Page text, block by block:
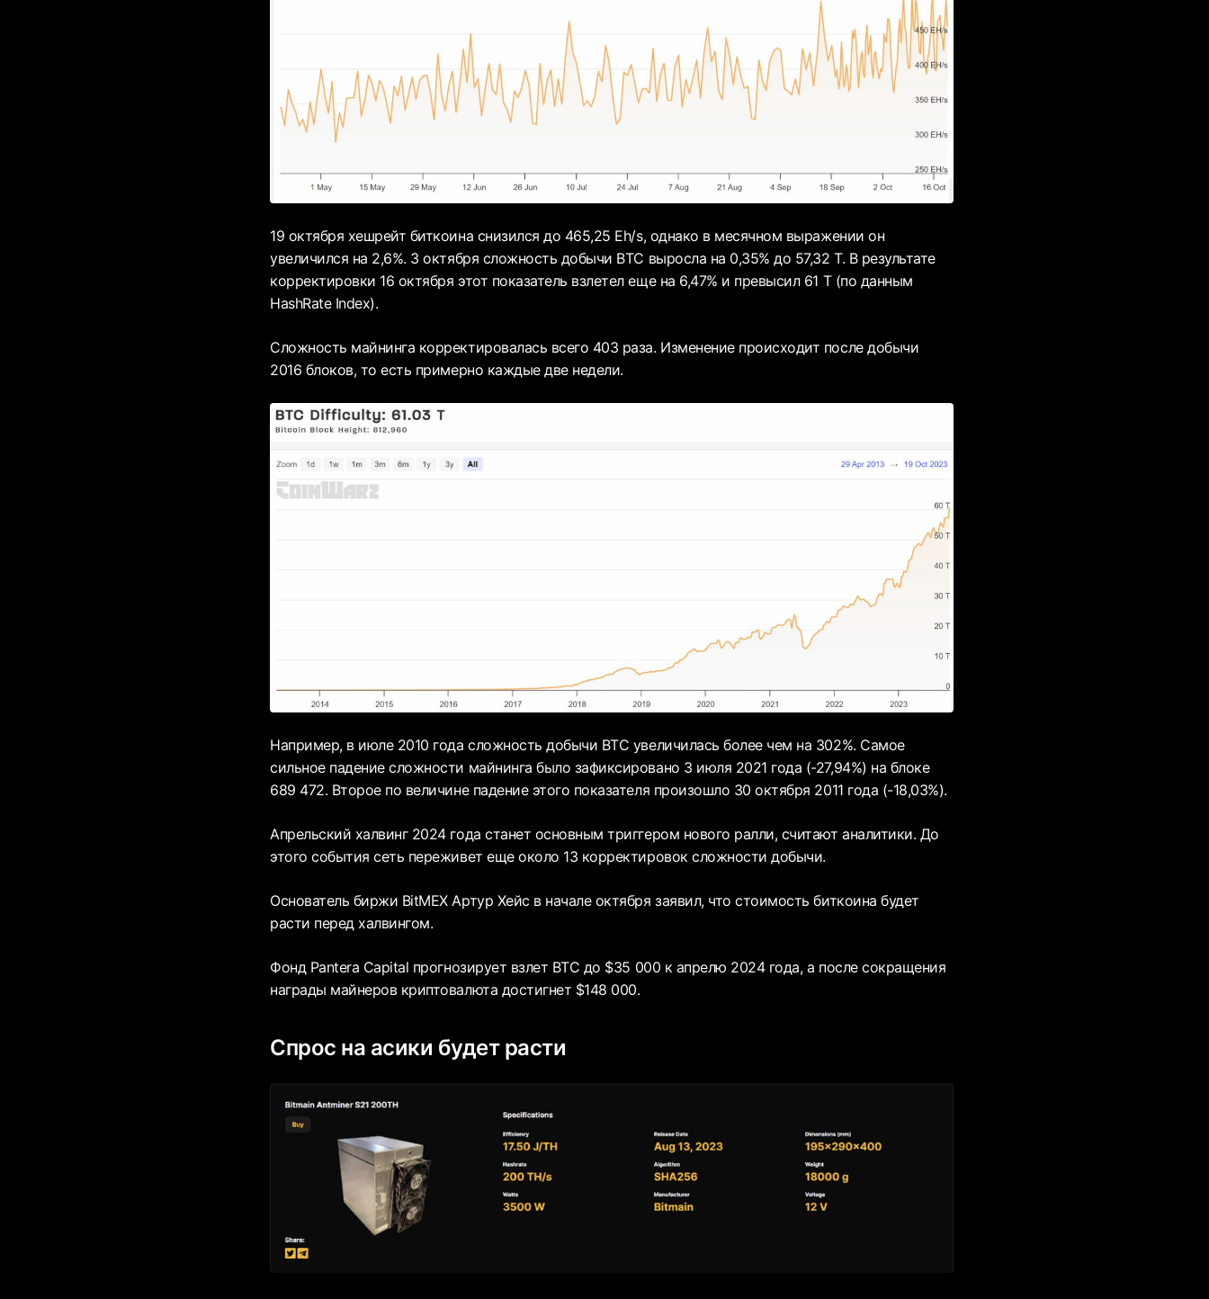
19 октября хешрейт биткоина снизился до 465,25 Eh/s, однако в месячном выражении он
увеличился на 2,6%. 3 октября сложность добычи BTC выросла на 0,35% до 57,32 Т. В результате
корректировки 16 октября этот показатель взлетел еще на 6,47% и превысил 61 Т (по данным
HashRate Index).
Сложность майнинга корректировалась всего 403 раза. Изменение происходит после добычи
2016 блоков, то есть примерно каждые две недели.
Например, в июле 2010 года сложность добычи BTC увеличилась более чем на 302%. Самое
сильное падение сложности майнинга было зафиксировано 3 июля 2021 года (-27,94%) на блоке
689 472. Второе по величине падение этого показателя произошло 30 октября 2011 года (-18,03%).
Апрельский халвинг 2024 года станет основным триггером нового ралли, считают аналитики. До
этого события сеть переживет еще около 13 корректировок сложности добычи.
Основатель биржи BitMEX Артур Хейс в начале октября заявил, что стоимость биткоина будет
расти перед халвингом.
Фонд Pantera Capital прогнозирует взлет BTC до $35 000 к апрелю 2024 года, а после сокращения
награды майнеров криптовалюта достигнет $148 000.
Спрос на асики будет расти